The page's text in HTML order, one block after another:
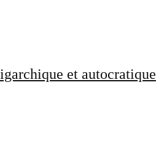
et autocratique